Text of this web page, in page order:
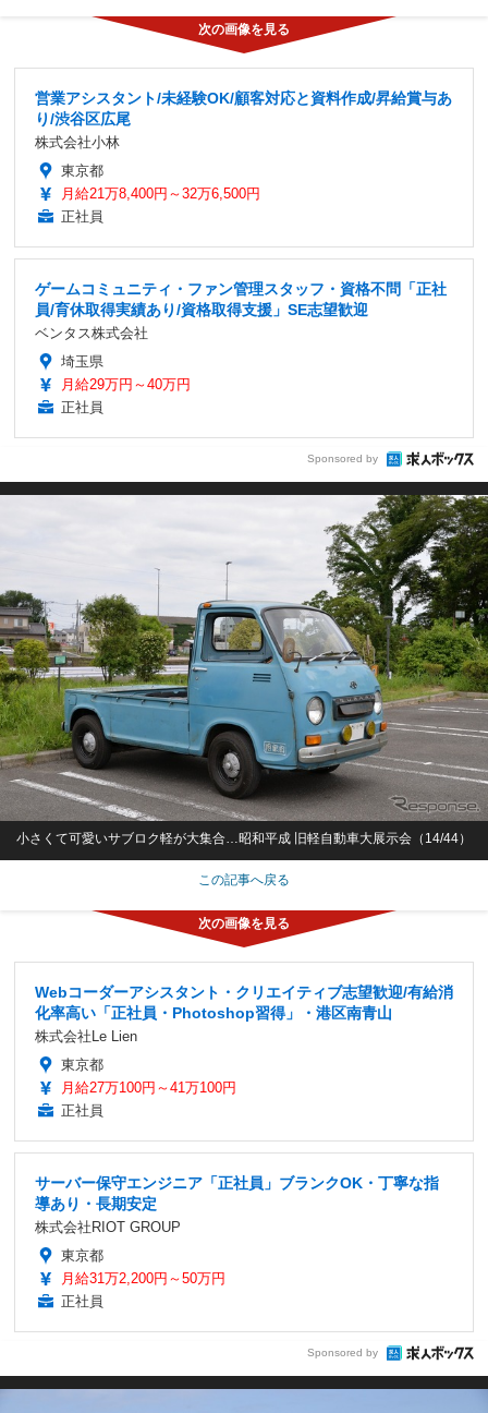
営業アシスタント/未経験OK/顧客対応と資料作成/昇給賞与あ
り/渋谷区広尾
株式会社小林
東京都
月給21万8,400円～32万6,500円
正社員
ゲームコミュニティ・ファン管理スタッフ・資格不問「正社
員/育休取得実績あり/資格取得支援」SE志望歓迎
ベンタス株式会社
埼玉県
月給29万円～40万円
正社員
Sponsored by
小さくて可愛いサブロク軽が大集合…昭和平成 旧軽自動車大展示会（14/44）
この記事へ戻る
Webコーダーアシスタント・クリエイティブ志望歓迎/有給消
化率高い「正社員・Photoshop習得」・港区南青山
株式会社Le Lien
東京都
月給27万100円～41万100円
正社員
サーバー保守エンジニア「正社員」ブランクOK・丁寧な指
導あり・長期安定
株式会社RIOT GROUP
東京都
月給31万2,200円～50万円
正社員
Sponsored by